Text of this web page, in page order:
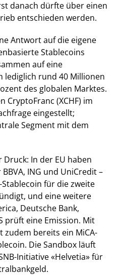
danach dürfte über einen
entschieden werden.
Antwort auf die eigene
Stablecoins
auf eine
lediglich rund 40 Millionen
des globalen Marktes.
CryptoFranc (XCHF) im
eingestellt;
Segment mit dem
In der EU haben
ING und UniCredit –
für die zweite
und eine weitere
Deutsche Bank,
prüft eine Emission. Mit
zudem bereits ein MiCA-
Die Sandbox läuft
Initiative «Helvetia» für